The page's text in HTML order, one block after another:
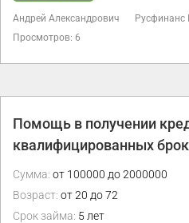
Андрей Александрович
Просмотров: 6
Помощь в получении
квалифицированных
Сумма: от 100000 до 2000000
Возраст: от 20 до 72
Срок займа: 5 лет